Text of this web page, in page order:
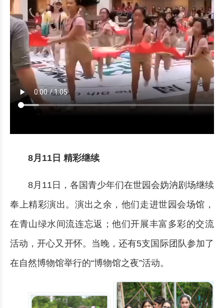
8月11日 精彩继续
8月11日，各国青少年们在世园会妫汭剧场继续
奉上精彩演出。演出之余，他们走进世园会场馆，
在青山绿水间流连忘返；他们开展丰富多彩的交流
活动，开心又开怀。当晚，还有5支国际团队参加了
在自然博物馆举行的“博物馆之夜”活动。